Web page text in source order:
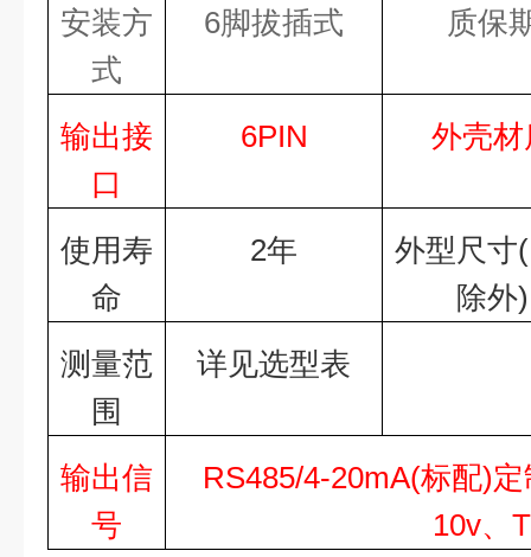
安装方
式
6脚拔插式 质保
输出接
口
6PIN 外壳材
使用寿
命
2年 外型尺寸
除外)
测量范
围
详见选型表
输出信
号
RS485/4-20mA(标配)定
10v、